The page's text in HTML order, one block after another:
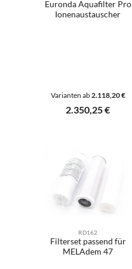
Euronda Aquafilter Pro
Ionenaustauscher
Varianten ab2.118,20 €
Regulärer Preis:
2.350,25 €
RD162
Filterset passend für
MELAdem 47